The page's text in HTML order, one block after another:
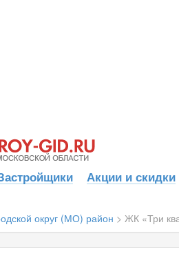
Акции и скидки
округ (МО) район > ЖК «Три